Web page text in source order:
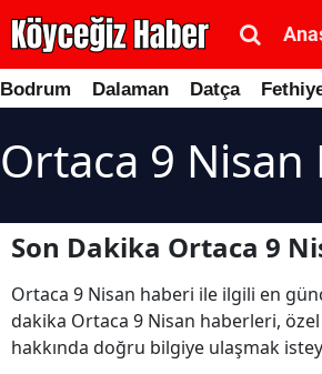
Bodrum Dalaman Datça
Ortaca 9
Son Dakika Ortaca 9
Ortaca 9 Nisan haberi ile ilgili en
dakika Ortaca 9 Nisan haberleri,
hakkında doğru bilgiye ulaşmak